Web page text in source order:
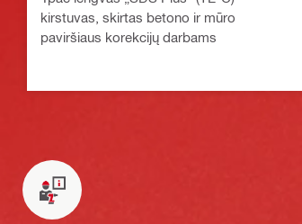
kirstuvas, skirtas betono ir mūro
paviršiaus korekcijų darbams